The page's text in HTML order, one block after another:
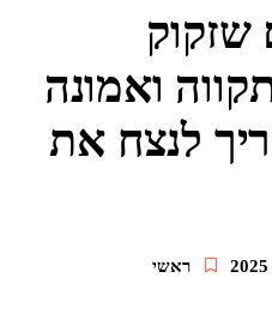
ואמונה
לנצח את
ראשי